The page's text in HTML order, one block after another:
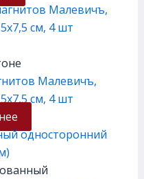
Малевичъ,
см, 4 шт